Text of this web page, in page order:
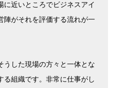
近いところでビジネスアイ
陣がそれを評価する流れが一
うした現場の方々と一体とな
る組織です。非常に仕事がし